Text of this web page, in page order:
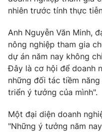
nhiên trước tính thực
Anh Nguyễn Văn Minh,
nông nghiệp tham gia
dự án năm nay không
Đây là cơ hội để doanh
những đối tác tiềm
triển ý tưởng của mình".
Một đại diện doanh
"Những ý tưởng năm